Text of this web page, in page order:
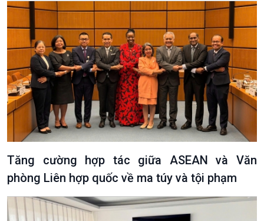
Văn hoá & Du lịch
Tin Văn hoá & Du lịch
Chát với người nổi tiếng
Câu chuyện Thể thao
Multimedia
Ảnh
Video
Infographic
Tăng cường hợp tác giữa ASEAN và Văn
phòng Liên hợp quốc về ma túy và tội phạm